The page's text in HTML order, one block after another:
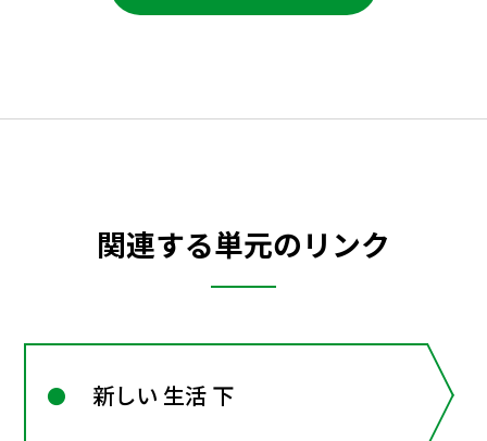
関連する単元のリンク
新しい 生活 下